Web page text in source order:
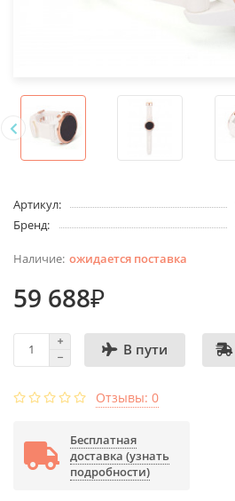
Артикул:
Бренд:
ожидается поставка
59 688₽
В пути
Отзывы: 0
Бесплатная
доставка (узнать
подробности)